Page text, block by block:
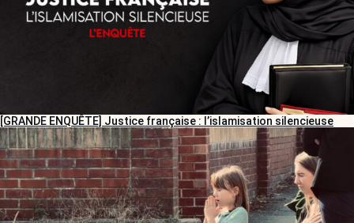
[GRANDE ENQUÊTE] Justice française : l’islamisation silencieuse